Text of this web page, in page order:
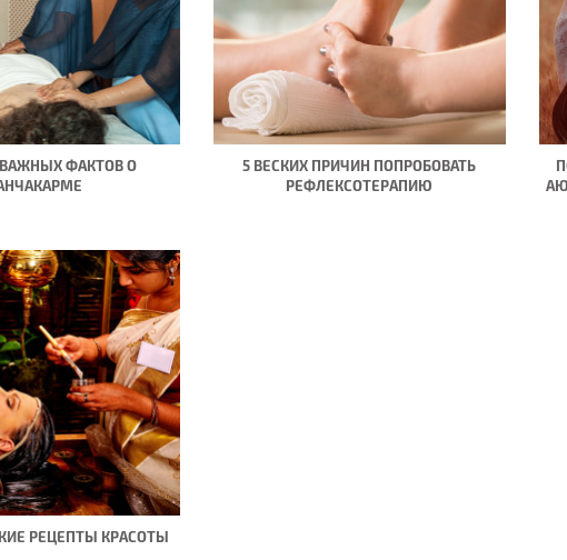
ФАКТОВ О
5 ВЕСКИХ ПРИЧИН ПОПРОБОВАТЬ
РЕФЛЕКСОТЕРАПИЮ
РЕЦЕПТЫ КРАСОТЫ